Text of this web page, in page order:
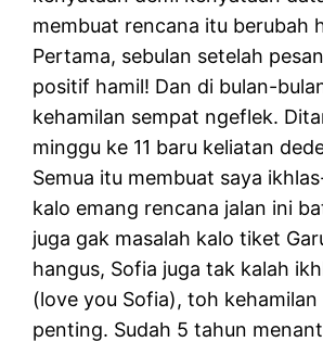
membuat rencana itu berubah
Pertama, sebulan setelah
positif hamil! Dan di bulan-
kehamilan sempat ngeflek.
minggu ke 11 baru keliatan
Semua itu membuat saya
kalo emang rencana jalan ini
juga gak masalah kalo tiket
hangus, Sofia juga tak kalah
(love you Sofia), toh kehamilan
penting. Sudah 5 tahun